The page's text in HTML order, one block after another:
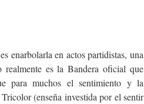
enarbolarla en actos partidistas, una
es la Bandera oficial que
para muchos el sentimiento y la
(enseña investida por el sentir